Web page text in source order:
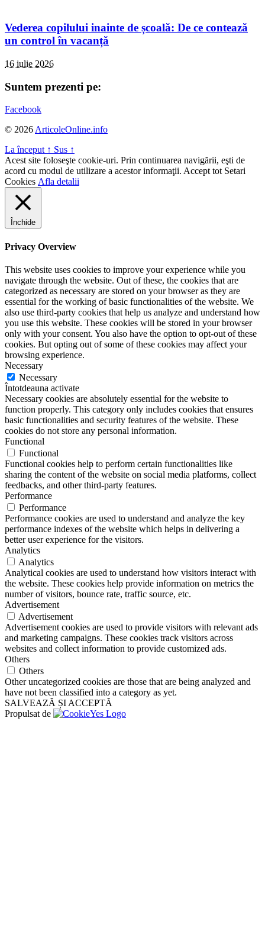
Vederea copilului inainte de școală: De ce contează
un control în vacanță
16 iulie 2026
Suntem prezenti pe:
Facebook
© 2026 ArticoleOnline.info
La început ↑ Sus ↑
Acest site foloseşte cookie-uri. Prin continuarea navigării, eşti de
acord cu modul de utilizare a acestor informaţii. Accept tot Setari
Cookies Afla detalii
Închide
Privacy Overview
This website uses cookies to improve your experience while you
navigate through the website. Out of these, the cookies that are
categorized as necessary are stored on your browser as they are
essential for the working of basic functionalities of the website. We
also use third-party cookies that help us analyze and understand how
you use this website. These cookies will be stored in your browser
only with your consent. You also have the option to opt-out of these
cookies. But opting out of some of these cookies may affect your
browsing experience.
Necessary
Necessary
Întotdeauna activate
Necessary cookies are absolutely essential for the website to
function properly. This category only includes cookies that ensures
basic functionalities and security features of the website. These
cookies do not store any personal information.
Functional
Functional
Functional cookies help to perform certain functionalities like
sharing the content of the website on social media platforms, collect
feedbacks, and other third-party features.
Performance
Performance
Performance cookies are used to understand and analyze the key
performance indexes of the website which helps in delivering a
better user experience for the visitors.
Analytics
Analytics
Analytical cookies are used to understand how visitors interact with
the website. These cookies help provide information on metrics the
number of visitors, bounce rate, traffic source, etc.
Advertisement
Advertisement
Advertisement cookies are used to provide visitors with relevant ads
and marketing campaigns. These cookies track visitors across
websites and collect information to provide customized ads.
Others
Others
Other uncategorized cookies are those that are being analyzed and
have not been classified into a category as yet.
SALVEAZĂ ȘI ACCEPTĂ
Propulsat de